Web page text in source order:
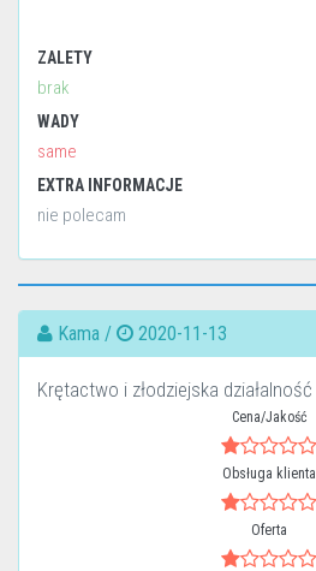
ZALETY
brak
WADY
same
EXTRA INFORMACJE
nie polecam
Kama / 2020-11-13
Krętactwo i złodziejska działalność
Cena/Jakość
Obsługa klienta
Oferta